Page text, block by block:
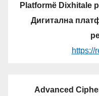
Platformë Dixhitale
Дигитална
https://
Advanced